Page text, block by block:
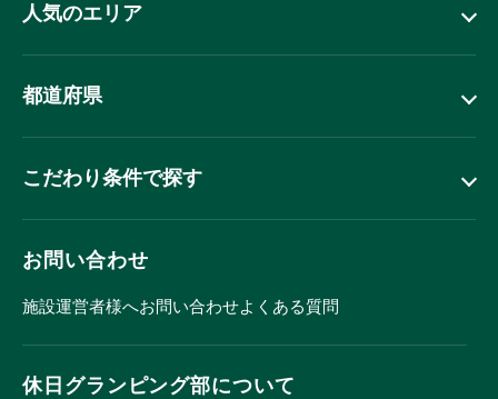
人気のエリア
都道府県
こだわり条件で探す
お問い合わせ
施設運営者様へお問い合わせよくある質問
休日グランピング部について